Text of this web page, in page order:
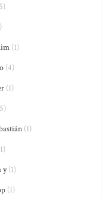
(1)
(4)
(1)
(1)
y(1)
(1)